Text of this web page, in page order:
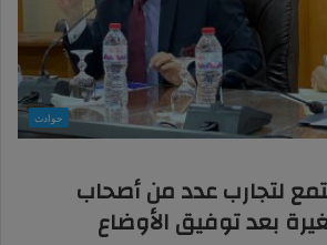
حوادث
لتجارب عدد من أصحاب
بعد توفيق الأوضاع